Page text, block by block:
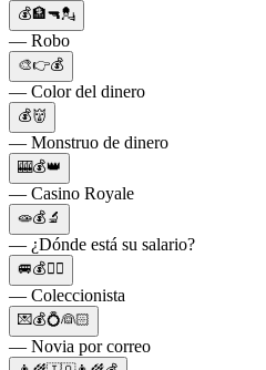
💰🏦🔫💂
— Robo
🎨👉💰
— Color del dinero
💰👹
— Monstruo de dinero
🎰💰👑
— Casino Royale
🧫💰🔬
— ¿Dónde está su salario?
🚐💰👮‍♂️
— Coleccionista
💌💰💍👰🏻
— Novia por correo